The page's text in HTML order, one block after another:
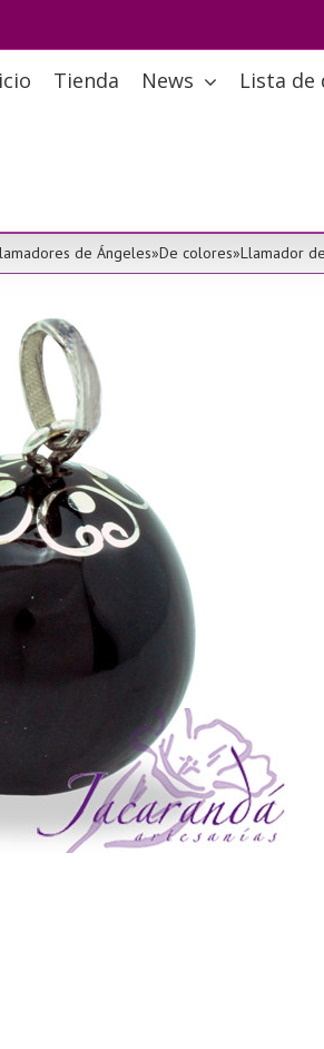
Tienda News Lista de
de Ángeles»De colores»Llamador